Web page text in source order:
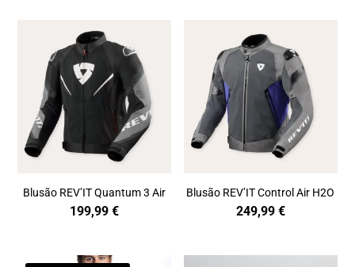
Blusão REV’IT Quantum 3 Air
199,99€
Blusão REV’IT Control Air H2O
249,99 €